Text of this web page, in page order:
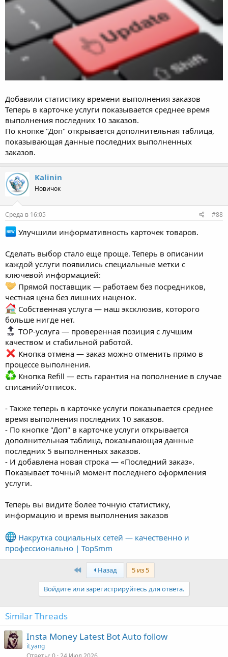
Добавили статистику времени выполнения заказов
Теперь в карточке услуги показывается среднее время
выполнения последних 10 заказов.
По кнопке "Доп" открывается дополнительная таблица,
показывающая данные последних выполненных
заказов.
Kalinin
Новичок
Среда в 16:05 #88
Улучшили информативность карточек товаров.
Сделать выбор стало еще проще. Теперь в описании
каждой услуги появились специальные метки с
ключевой информацией:
Прямой поставщик — работаем без посредников,
честная цена без лишних наценок.
Собственная услуга — наш эксклюзив, которого
больше нигде нет.
TOP-услуга — проверенная позиция с лучшим
качеством и стабильной работой.
Кнопка отмена — заказ можно отменить прямо в
процессе выполнения.
Кнопка Refill — есть гарантия на пополнение в случае
списаний/отписок.
- Также теперь в карточке услуги показывается среднее
время выполнения последних 10 заказов.
- По кнопке "Доп" в карточке услуги открывается
дополнительная таблица, показывающая данные
последних 5 выполненных заказов.
- И добавлена новая строка — «Последний заказ».
Показывает точный момент последнего оформления
услуги.
Теперь вы видите более точную статистику,
информацию и время выполнения заказов
Накрутка социальных сетей — качественно и
профессионально | TopSmm
First Назад 5 из 5
Войдите или зарегистрируйтесь для ответа.
Similar Threads
Insta Money Latest Bot Auto follow
iLyang